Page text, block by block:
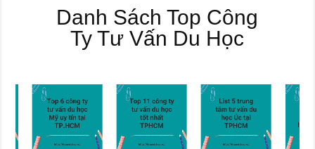
Danh Sách Top Công
Ty Tư Vấn Du Học